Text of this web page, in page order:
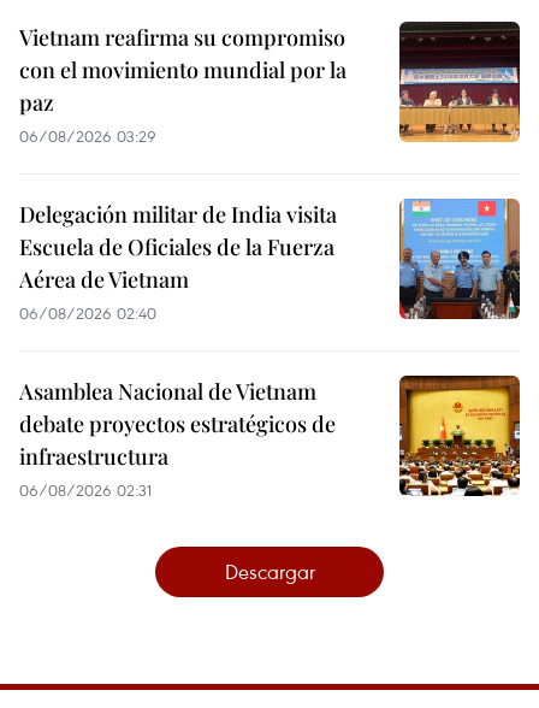
Vietnam reafirma su compromiso
con el movimiento mundial por la
paz
06/08/2026 03:29
Delegación militar de India visita
Escuela de Oficiales de la Fuerza
Aérea de Vietnam
06/08/2026 02:40
Asamblea Nacional de Vietnam
debate proyectos estratégicos de
infraestructura
06/08/2026 02:31
Descargar